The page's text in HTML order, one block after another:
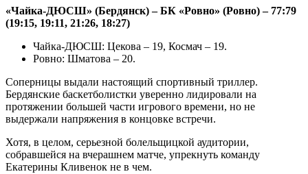
«Чайка-ДЮСШ» (Бердянск) – БК «Ровно» (Ровно) – 77:79
(19:15, 19:11, 21:26, 18:27)
Чайка-ДЮСШ: Цекова – 19, Космач – 19.
Ровно: Шматова – 20.
Соперницы выдали настоящий спортивный триллер.
Бердянские баскетболистки уверенно лидировали на
протяжении большей части игрового времени, но не
выдержали напряжения в концовке встречи.
Хотя, в целом, серьезной болельщицкой аудитории,
собравшейся на вчерашнем матче, упрекнуть команду
Екатерины Кливенок не в чем.